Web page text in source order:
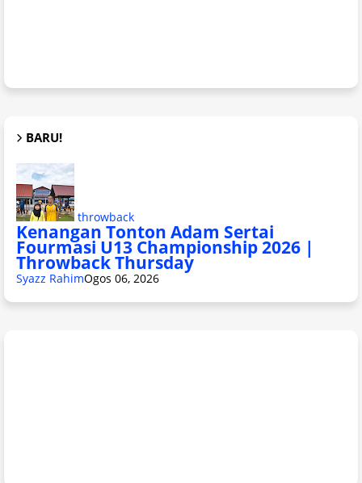
BARU!
throwback
Kenangan Tonton Adam Sertai
Fourmasi U13 Championship 2026 |
Throwback Thursday
Syazz RahimOgos 06, 2026